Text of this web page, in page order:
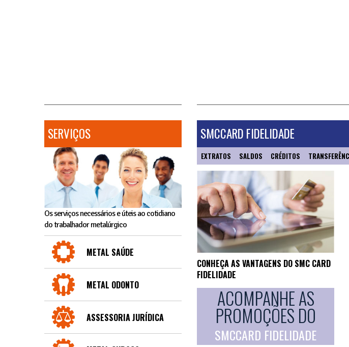
SERVIÇOS
Os serviços necessários e úteis ao cotidiano
do trabalhador metalúrgico
METAL SAÚDE
METAL ODONTO
ASSESSORIA JURÍDICA
SMCCARD FIDELIDADE
EXTRATOS SALDOS CRÉDITOS
CONHEÇA AS VANTAGENS DO SMC CARD
FIDELIDADE
ACOMPANHE AS
PROMOÇÕES DO
SMCCARD FIDELIDADE